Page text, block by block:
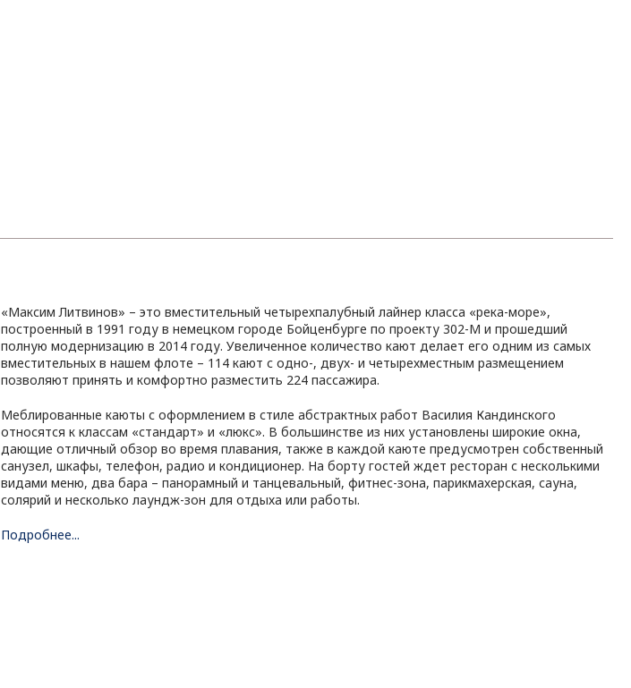
«Максим Литвинов» – это вместительный четырехпалубный лайнер класса «река-море»,
построенный в 1991 году в немецком городе Бойценбурге по проекту 302-М и прошедший
полную модернизацию в 2014 году. Увеличенное количество кают делает его одним из самых
вместительных в нашем флоте – 114 кают с одно-, двух- и четырехместным размещением
позволяют принять и комфортно разместить 224 пассажира.
Меблированные каюты с оформлением в стиле абстрактных работ Василия Кандинского
относятся к классам «стандарт» и «люкс». В большинстве из них установлены широкие окна,
дающие отличный обзор во время плавания, также в каждой каюте предусмотрен собственный
санузел, шкафы, телефон, радио и кондиционер. На борту гостей ждет ресторан с несколькими
видами меню, два бара – панорамный и танцевальный, фитнес-зона, парикмахерская, сауна,
солярий и несколько лаундж-зон для отдыха или работы.
Подробнее...